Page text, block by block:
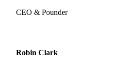
CEO & Pounder
Robin Clark